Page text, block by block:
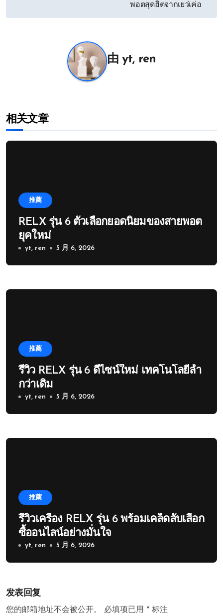
พอตสุดฮิตจากเยว่เค่อ
由yt, ren
相关文章
推薦
RELX รุ่น 6 ตัวเลือกยอดนิยมของสายพอต
ยุคใหม่
yt, ren 5 月 6, 2026
推薦
รีวิว RELX รุ่น 6 ดีไซน์ใหม่ เทคโนโลยีล้ำ
กว่าเดิม
yt, ren 5 月 6, 2026
推薦
รีวิวเครื่อง RELX รุ่น 6 พร้อมเคล็ดลับเลือก
ซื้ออนไลน์อย่างมั่นใจ
yt, ren 5 月 6, 2026
发表回复
您的邮箱地址不会被公开。 必填项已用 * 标注